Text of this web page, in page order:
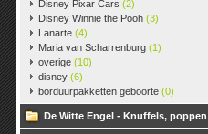
Disney Pixar Cars (2)
Disney Winnie the Pooh (3)
Lanarte (4)
Maria van Scharrenburg (1)
overige (10)
disney (6)
borduurpakketten geboorte (0)
De Witte Engel - Knuffels, poppen